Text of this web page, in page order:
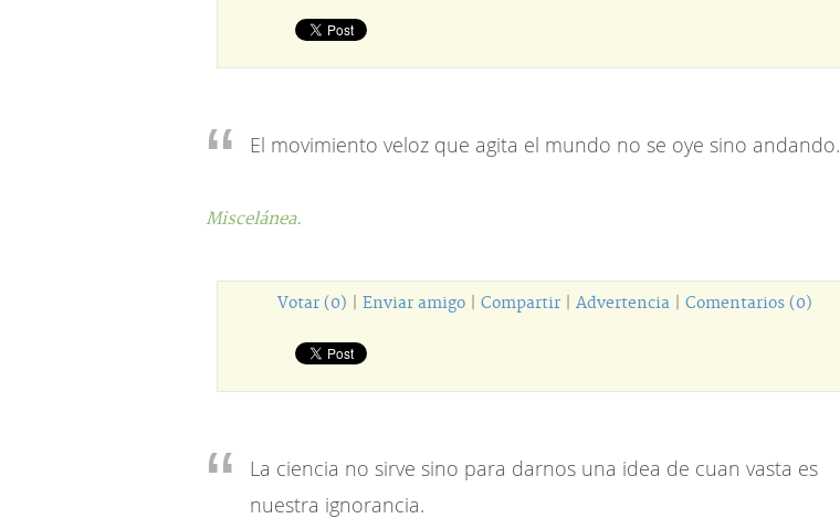
El movimiento veloz que agita el mundo no se oye sino andando.
Miscelánea.
Votar (0) Enviar amigo Compartir Advertencia Comentarios (0)
La ciencia no sirve sino para darnos una idea de cuan vasta es
nuestra ignorancia.